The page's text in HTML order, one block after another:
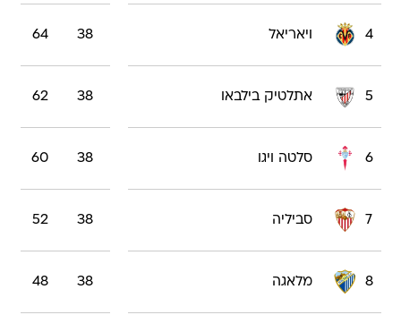
4 ויאריאל 38
64
5 אתלטיק בילבאו 38
62
6 סלטה ויגו 38
60
7 סביליה 38
52
8 מלאגה 38
48